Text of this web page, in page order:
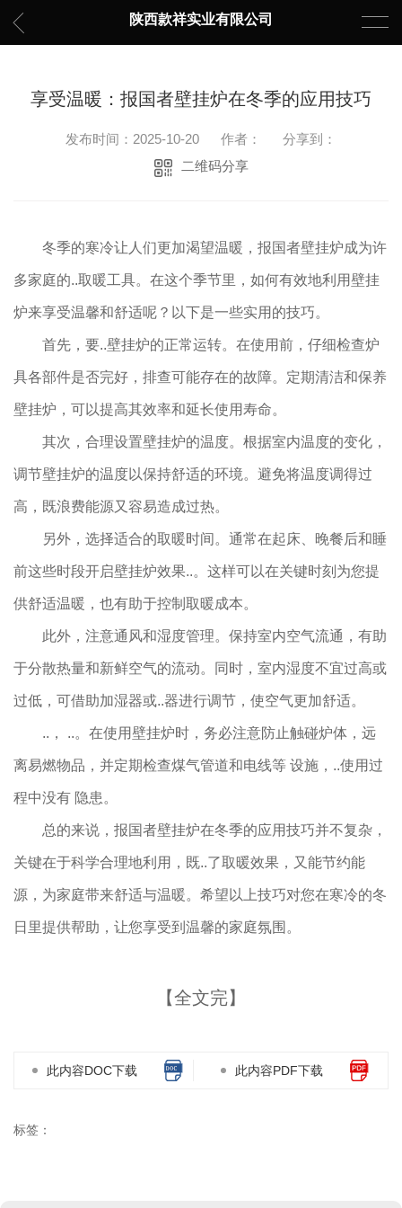
陕西款祥实业有限公司
享受温暖：报国者壁挂炉在冬季的应用技巧
发布时间：2025-10-20 作者：
分享到：
二维码分享
冬季的寒冷让人们更加渴望温暖，报国者壁挂炉成为许
多家庭的..取暖工具。在这个季节里，如何有效地利用壁挂
炉来享受温馨和舒适呢？以下是一些实用的技巧。
首先，要..壁挂炉的正常运转。在使用前，仔细检查炉
具各部件是否完好，排查可能存在的故障。定期清洁和保养
壁挂炉，可以提高其效率和延长使用寿命。
其次，合理设置壁挂炉的温度。根据室内温度的变化，
调节壁挂炉的温度以保持舒适的环境。避免将温度调得过
高，既浪费能源又容易造成过热。
另外，选择适合的取暖时间。通常在起床、晚餐后和睡
前这些时段开启壁挂炉效果..。这样可以在关键时刻为您提
供舒适温暖，也有助于控制取暖成本。
此外，注意通风和湿度管理。保持室内空气流通，有助
于分散热量和新鲜空气的流动。同时，室内湿度不宜过高或
过低，可借助加湿器或..器进行调节，使空气更加舒适。
..， ..。在使用壁挂炉时，务必注意防止触碰炉体，远
离易燃物品，并定期检查煤气管道和电线等 设施，..使用过
程中没有 隐患。
总的来说，报国者壁挂炉在冬季的应用技巧并不复杂，
关键在于科学合理地利用，既..了取暖效果，又能节约能
源，为家庭带来舒适与温暖。希望以上技巧对您在寒冷的冬
日里提供帮助，让您享受到温馨的家庭氛围。
【全文完】
此内容DOC下载 此内容PDF下载
标签：